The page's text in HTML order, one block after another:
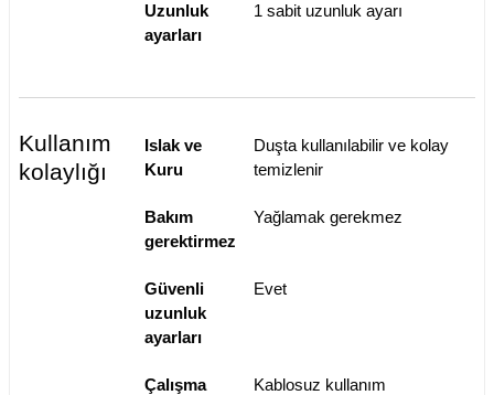
Uzunluk
ayarları
1 sabit uzunluk ayarı
Kullanım
kolaylığı
Islak ve
Kuru
Duşta kullanılabilir ve kolay
temizlenir
Bakım
gerektirmez
Yağlamak gerekmez
Güvenli
uzunluk
ayarları
Evet
Çalışma Kablosuz kullanım